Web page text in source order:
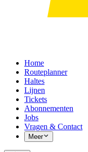
Home
Routeplanner
Haltes
Lijnen
Tickets
Abonnementen
Jobs
Vragen & Contact
Meer